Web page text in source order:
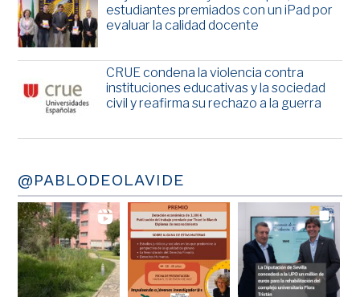
estudiantes premiados con un iPad por
evaluar la calidad docente
CRUE condena la violencia contra
instituciones educativas y la sociedad
civil y reafirma su rechazo a la guerra
@PABLODEOLAVIDE